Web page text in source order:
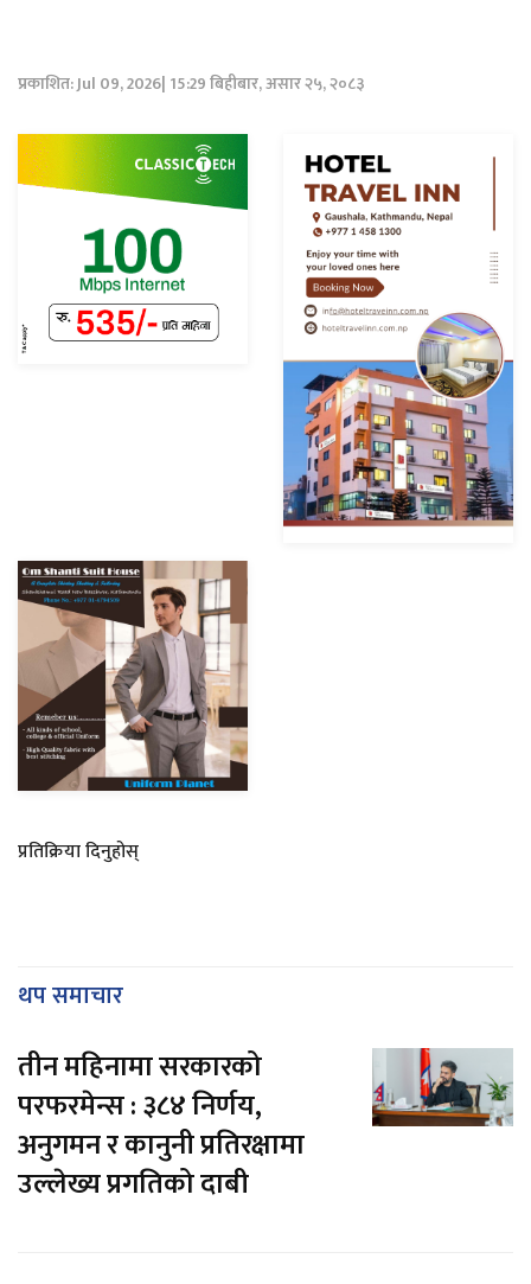
प्रकाशित: Jul 09, 2026| 15:29 बिहीबार, असार २५, २०८३
प्रतिक्रिया दिनुहोस्
थप समाचार
तीन महिनामा सरकारको
परफरमेन्स : ३८४ निर्णय,
अनुगमन र कानुनी प्रतिरक्षामा
उल्लेख्य प्रगतिको दाबी